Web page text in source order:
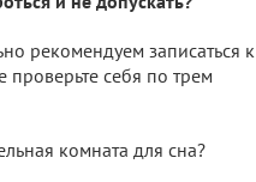
рекомендуем записаться к
проверьте себя по трем
комната для сна?